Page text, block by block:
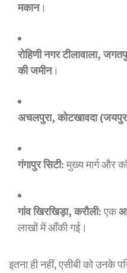
मकान।
रोहिणी नगर टीलावाला,
की जमीन।
अचलपुरा, कोटखावदा
गंगापुर सिटी:मुख्य मार्ग और
गांव खिरखिड़ा, करौली:एक
लाखों में आँकी गई।
इतना ही नहीं, एसीबी को उनके